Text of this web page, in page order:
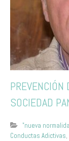
PREVENCIÓN
SOCIEDAD
"nueva
Conductas Adictivas,